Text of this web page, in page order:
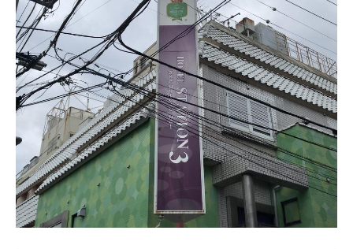
水風呂は水道水なので、今の時期は気持ち良いけど夏場は
厳しそうね😅
休憩はベッドでも、ソファでも、なんなら和室の床でゴロ
リンチョできるから、洋室よりのんびりできるかも
4セット目までしようと思ったんだけど、いい感じにとと
のって寝落ちしちゃったので3セットでフィニッシュ
駐車場も付いてるし、バイクでサービスタイムに来ればも
っとゆっくりできそうね！
それはそうと、昼間は浅草観光
桜を見ると心が和むねぇ☺️
切ると、次第に呼吸が苦しくなります。ですので一旦サ室
を出て、水分補給と呼吸を整えて再びサ室に戻るようにし
ました。
②水風呂は湯船に水を張って入ります。水は充分冷たいの
で、気持ちが良いです。ジャグジーやライトがつけられ
て、自分流にアレンジして楽しめます。
③外気浴はありませんので、部屋のベッドにダイブしまし
た。そのまま眠りに落ちそうになるので、気をつけましょ
う。
午前中にチェックインすると、そこから8時間利用ができ
ます。値段は4200と破格です。
リー」さんを選びました！
今回お邪魔したのは209号室、清掃明けを待って中に入る
とすでにサウナのスイッチが入っておりアチアチ！……も
しかして気を利かせてくれた？ありがとうございます……
身を清めてさっそくライドオン！
サウナは昔ながらのカラカラ弩ストロング！息苦しさがあ
りますがもうそれすら心地よいファクターにしかならな
い。
汗も噴き出る噴き出る！スマホで好きなゲームのBGMを流
せばもう優勝間違いなし！
12分ほどで外へ。浴槽にはった水に汗も流さずドボン！！